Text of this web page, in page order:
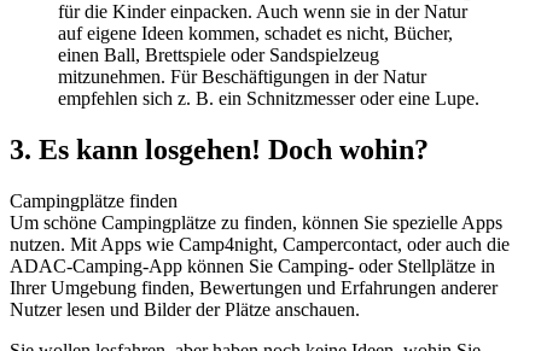
für die Kinder einpacken. Auch wenn sie in der Natur
auf eigene Ideen kommen, schadet es nicht, Bücher,
einen Ball, Brettspiele oder Sandspielzeug
mitzunehmen. Für Beschäftigungen in der Natur
empfehlen sich z. B. ein Schnitzmesser oder eine Lupe.
3. Es kann losgehen! Doch wohin?
Campingplätze finden
Um schöne Campingplätze zu finden, können Sie spezielle Apps
nutzen. Mit Apps wie Camp4night, Campercontact, oder auch die
ADAC-Camping-App können Sie Camping- oder Stellplätze in
Ihrer Umgebung finden, Bewertungen und Erfahrungen anderer
Nutzer lesen und Bilder der Plätze anschauen.